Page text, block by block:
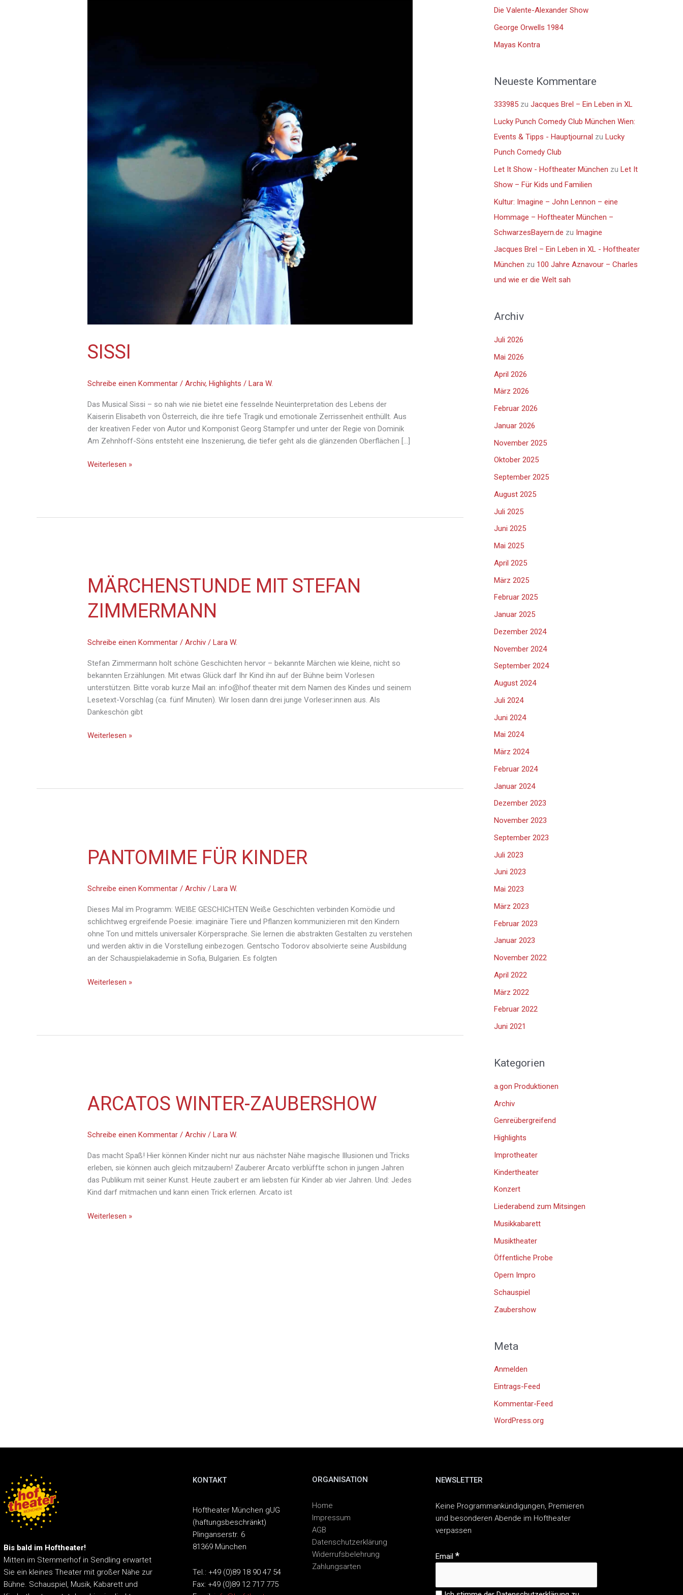
SISSI
Schreibe einen Kommentar /Archiv,Highlights /Lara W.
Das Musical Sissi – so nah wie nie bietet eine fesselnde Neuinterpretation des Lebens der
Kaiserin Elisabeth von Österreich, die ihre tiefe Tragik und emotionale Zerrissenheit enthüllt. Aus
der kreativen Feder von Autor und Komponist Georg Stampfer und unter der Regie von Dominik
Am Zehnhoff-Söns entsteht eine Inszenierung, die tiefer geht als die glänzenden Oberflächen […]
Weiterlesen »
MÄRCHENSTUNDE MIT STEFAN
ZIMMERMANN
Schreibe einen Kommentar /Archiv /Lara W.
Stefan Zimmermann holt schöne Geschichten hervor – bekannte Märchen wie kleine, nicht so
bekannten Erzählungen. Mit etwas Glück darf Ihr Kind ihn auf der Bühne beim Vorlesen
unterstützen. Bitte vorab kurze Mail an: info@hof.theater mit dem Namen des Kindes und seinem
Lesetext-Vorschlag (ca. fünf Minuten). Wir losen dann drei junge Vorleser:innen aus. Als
Dankeschön gibt
Märchenstunde
mit
Stefan
Zimmermann
Weiterlesen »
PANTOMIME FÜR KINDER
Schreibe einen Kommentar /Archiv /Lara W.
Dieses Mal im Programm: WEIßE GESCHICHTEN Weiße Geschichten verbinden Komödie und
schlichtweg ergreifende Poesie: imaginäre Tiere und Pflanzen kommunizieren mit den Kindern
ohne Ton und mittels universaler Körpersprache. Sie lernen die abstrakten Gestalten zu verstehen
und werden aktiv in die Vorstellung einbezogen. Gentscho Todorov absolvierte seine Ausbildung
an der Schauspielakademie in Sofia, Bulgarien. Es folgten
Pantomime
für
Weiterlesen »
ARCATOS WINTER-ZAUBERSHOW
Schreibe einen Kommentar /Archiv / Lara W.
Das macht Spaß! Hier können Kinder nicht nur aus nächster Nähe magische Illusionen und Tricks
erleben, sie können auch gleich mitzaubern! Zauberer Arcato verblüffte schon in jungen Jahren
das Publikum mit seiner Kunst. Heute zaubert er am liebsten für Kinder ab vier Jahren. Und: Jedes
Kind darf mitmachen und kann einen Trick erlernen. Arcato ist
Arcatos
Winter-
Weiterlesen »
n
Die Valente-Alexander Show
George Orwells 1984
Mayas Kontra
Neueste Kommentare
333985 zu Jacques Brel – Ein Leben in XL
Lucky Punch Comedy Club München Wien:
Events & Tipps - Hauptjournal zu Lucky
Punch Comedy Club
Let It Show - Hoftheater München zu Let It
Show – Für Kids und Familien
Kultur: Imagine – John Lennon – eine
Hommage – Hoftheater München –
SchwarzesBayern.de zu Imagine
Jacques Brel – Ein Leben in XL - Hoftheater
München zu 100 Jahre Aznavour – Charles
und wie er die Welt sah
Archiv
Juli 2026
Mai 2026
April 2026
März 2026
Februar 2026
Januar 2026
November 2025
Oktober 2025
September 2025
August 2025
Juli 2025
Juni 2025
Mai 2025
April 2025
März 2025
Februar 2025
Januar 2025
Dezember 2024
November 2024
September 2024
August 2024
Juli 2024
Juni 2024
Mai 2024
März 2024
Februar 2024
Januar 2024
Dezember 2023
November 2023
September 2023
Juli 2023
Juni 2023
Mai 2023
März 2023
Februar 2023
Januar 2023
November 2022
April 2022
März 2022
Februar 2022
Juni 2021
Kategorien
a.gon Produktionen
Archiv
Genreübergreifend
Highlights
Improtheater
Kindertheater
Konzert
Liederabend zum Mitsingen
Musikkabarett
Musiktheater
Öffentliche Probe
Opern Impro
Schauspiel
Zaubershow
Meta
Anmelden
Eintrags-Feed
Kommentar-Feed
WordPress.org
Bis bald im Hoftheater!
Mitten im Stemmerhof in Sendling erwartet
Sie ein kleines Theater mit großer Nähe zur
Bühne. Schauspiel, Musik, Kabarett und
KONTAKT
Hoftheater München gUG
(haftungsbeschränkt)
Plinganserstr. 6
81369 München
Tel.: +49 (0)89 18 90 47 54
Fax: +49 (0)89 12 717 775
ORGANISATION
Home
Impressum
AGB
Datenschutzerklärung
Widerrufsbelehrung
Zahlungsarten
NEWSLETTER
Keine Programmankündigungen, Premieren
und besonderen Abende im Hoftheater
verpassen
Email *